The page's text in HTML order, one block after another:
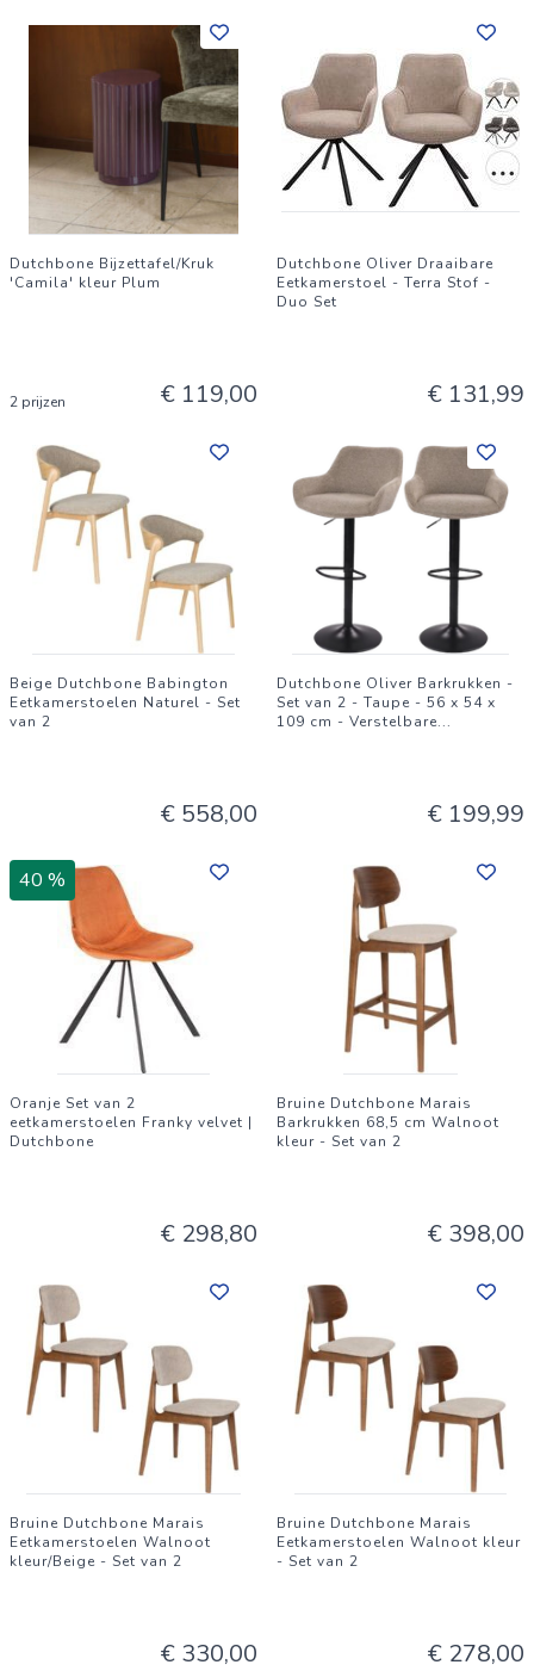
Dutchbone Bijzettafel/Kruk
'Camila' kleur Plum
2 prijzen € 119,00
Dutchbone Oliver Draaibare
Eetkamerstoel - Terra Stof -
Duo Set
€ 131,99
Beige Dutchbone Babington
Eetkamerstoelen Naturel - Set
van 2
€ 558,00
Dutchbone Oliver Barkrukken -
Set van 2 - Taupe - 56 x 54 x
109 cm - Verstelbare...
€ 199,99
40 %
Oranje Set van 2
eetkamerstoelen Franky velvet |
Dutchbone
€ 298,80
Bruine Dutchbone Marais
Barkrukken 68,5 cm Walnoot
kleur - Set van 2
€ 398,00
Bruine Dutchbone Marais
Eetkamerstoelen Walnoot
kleur/Beige - Set van 2
€ 330,00
Bruine Dutchbone Marais
Eetkamerstoelen Walnoot kleur
- Set van 2
€ 278,00